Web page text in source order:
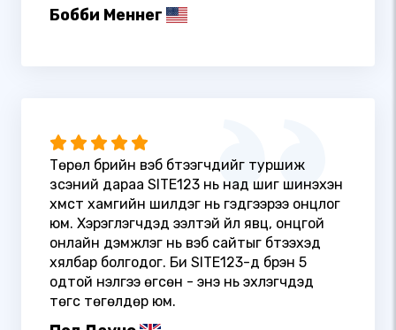
Бобби Меннег
Төрөл бүрийн вэб бүтээгчдийг туршиж
үзсэний дараа SITE123 нь над шиг шинэхэн
хүмүүст хамгийн шилдэг нь гэдгээрээ онцлог
юм. Хэрэглэгчдэд ээлтэй үйл явц, онцгой
онлайн дэмжлэг нь вэб сайтыг бүтээхэд
хялбар болгодог. Би SITE123-д бүрэн 5
одтой үнэлгээ өгсөн - энэ нь эхлэгчдэд
төгс төгөлдөр юм.